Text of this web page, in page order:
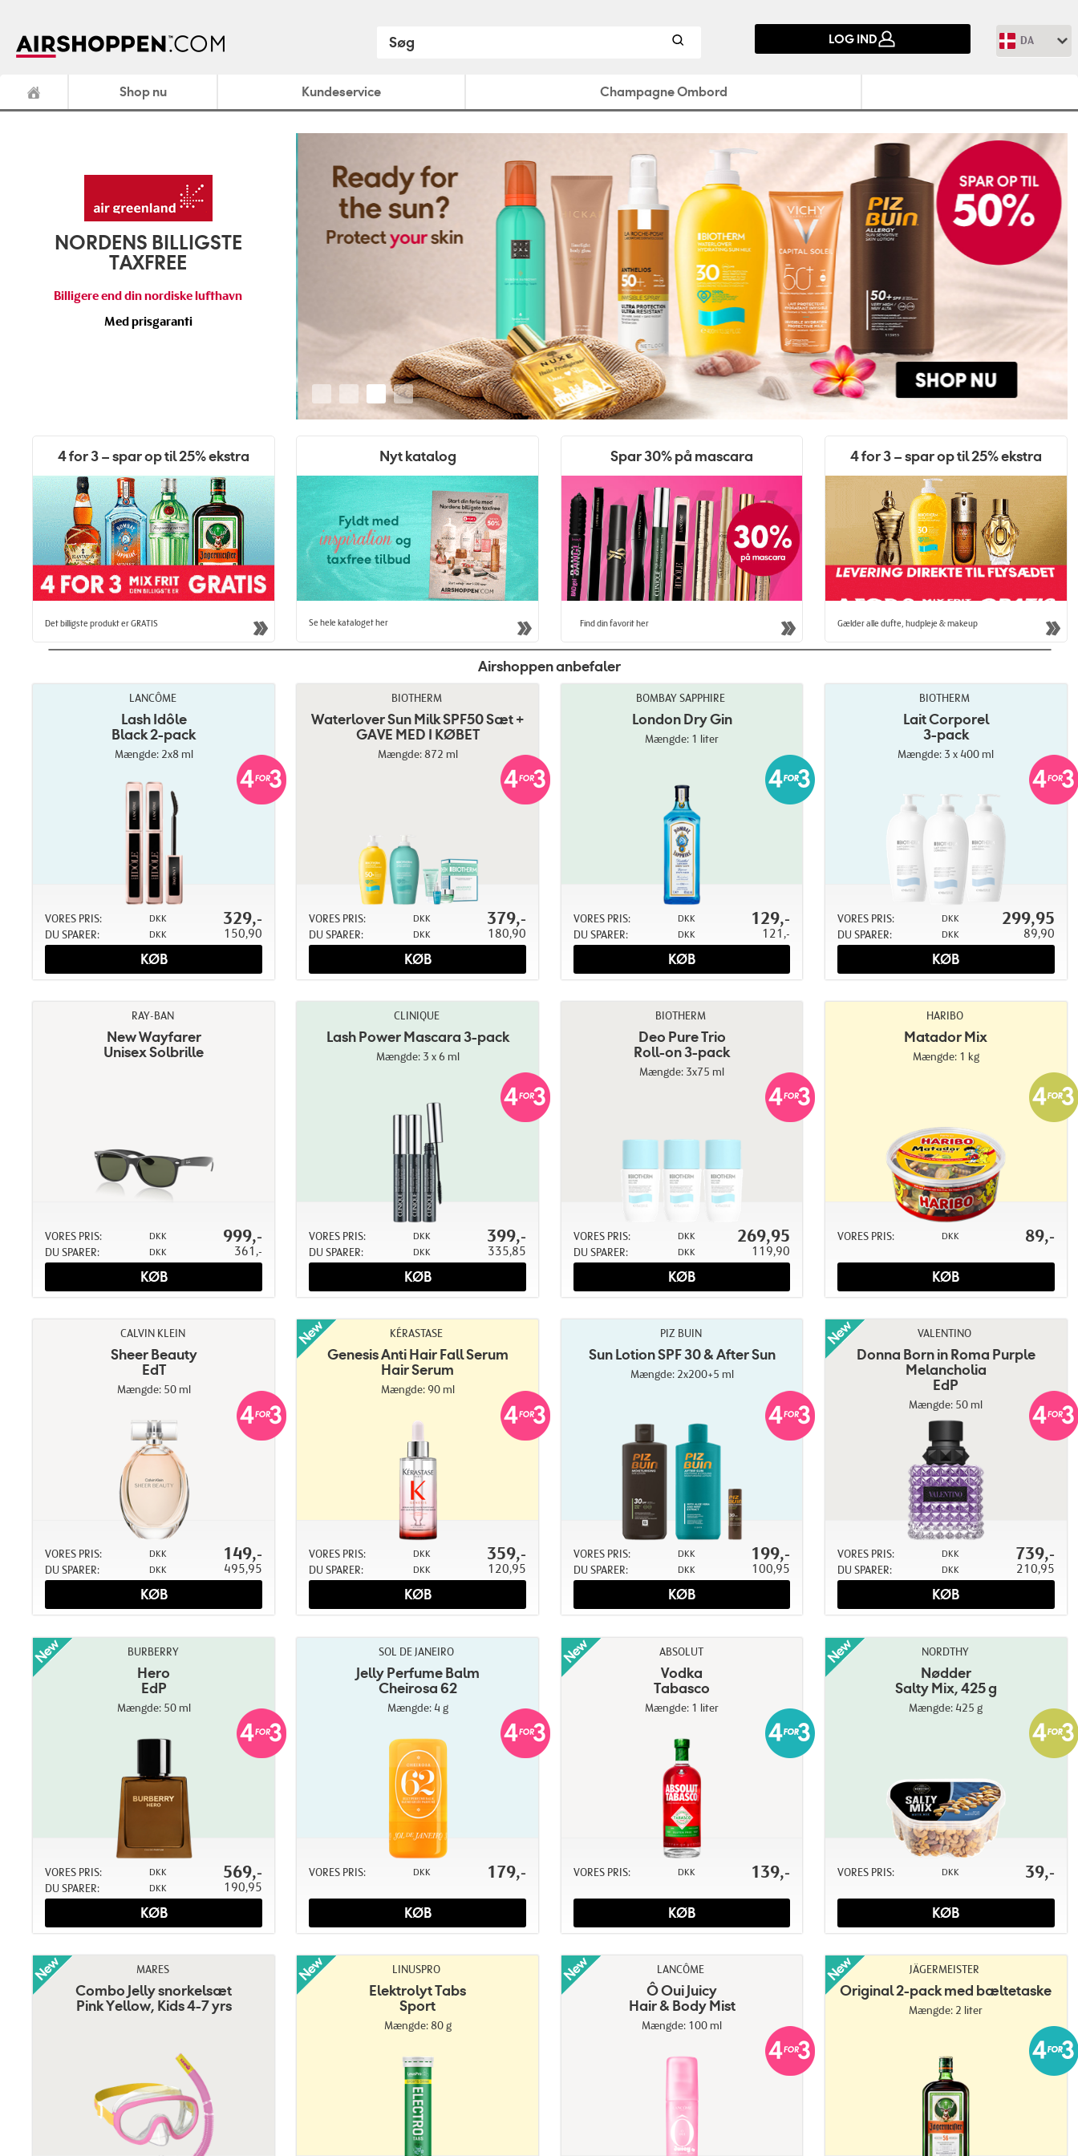
LOG IND DA
Shop nu Kundeservice Champagne Ombord
NORDENS BILLIGSTE
TAXFREE
Billigere end din nordiske lufthavn
Med prisgaranti
4 for 3 – spar op til 25% ekstra
Det billigste produkt er GRATIS
Nyt katalog
Se hele kataloget her
Spar 30% på mascara
Find din favorit her
4 for 3 – spar op til 25% ekstra
Gælder alle dufte, hudpleje & makeup
Airshoppen anbefaler
LANCÔME
Lash Idôle
Black 2-pack
Mængde: 2x8 ml
VORES PRIS: DKK 329,-
DU SPARER: DKK 150,90
KØB
BIOTHERM
Waterlover Sun Milk SPF50 Sæt +
GAVE MED I KØBET
Mængde: 872 ml
VORES PRIS: DKK 379,-
DU SPARER: DKK 180,90
KØB
BOMBAY SAPPHIRE
London Dry Gin
Mængde: 1 liter
VORES PRIS: DKK 129,-
DU SPARER: DKK 121,-
KØB
BIOTHERM
Lait Corporel
3-pack
Mængde: 3 x 400 ml
VORES PRIS: DKK 299,95
DU SPARER: DKK 89,90
KØB
RAY-BAN
New Wayfarer
Unisex Solbrille
VORES PRIS: DKK 999,-
DU SPARER: DKK 361,-
KØB
CLINIQUE
Lash Power Mascara 3-pack
Mængde: 3 x 6 ml
VORES PRIS: DKK 399,-
DU SPARER: DKK 335,85
KØB
BIOTHERM
Deo Pure Trio
Roll-on 3-pack
Mængde: 3x75 ml
VORES PRIS: DKK 269,95
DU SPARER: DKK 119,90
KØB
HARIBO
Matador Mix
Mængde: 1 kg
VORES PRIS: DKK 89,-
KØB
CALVIN KLEIN
Sheer Beauty
EdT
Mængde: 50 ml
VORES PRIS: DKK 149,-
DU SPARER: DKK 495,95
KØB
KÉRASTASE
Genesis Anti Hair Fall Serum
Hair Serum
Mængde: 90 ml
VORES PRIS: DKK 359,-
DU SPARER: DKK 120,95
KØB
PIZ BUIN
Sun Lotion SPF 30 & After Sun
Mængde: 2x200+5 ml
VORES PRIS: DKK 199,-
DU SPARER: DKK 100,95
KØB
VALENTINO
Donna Born in Roma Purple
Melancholia
EdP
Mængde: 50 ml
VORES PRIS: DKK 739,-
DU SPARER: DKK 210,95
KØB
BURBERRY
Hero
EdP
Mængde: 50 ml
VORES PRIS: DKK 569,-
DU SPARER: DKK 190,95
KØB
SOL DE JANEIRO
Jelly Perfume Balm
Cheirosa 62
Mængde: 4 g
VORES PRIS: DKK 179,-
KØB
ABSOLUT
Vodka
Tabasco
Mængde: 1 liter
VORES PRIS: DKK 139,-
KØB
NORDTHY
Nødder
Salty Mix, 425 g
Mængde: 425 g
VORES PRIS: DKK 39,-
KØB
MARES
Combo Jelly snorkelsæt
Pink Yellow, Kids 4-7 yrs
LINUSPRO
Elektrolyt Tabs
Sport
Mængde: 80 g
LANCÔME
Ô Oui Juicy
Hair & Body Mist
Mængde: 100 ml
JÄGERMEISTER
Original 2-pack med bæltetaske
Mængde: 2 liter